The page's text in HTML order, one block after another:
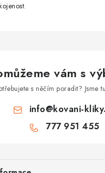
vám s
s něčím poradit? Jsme
info@kovani-
777 951 455